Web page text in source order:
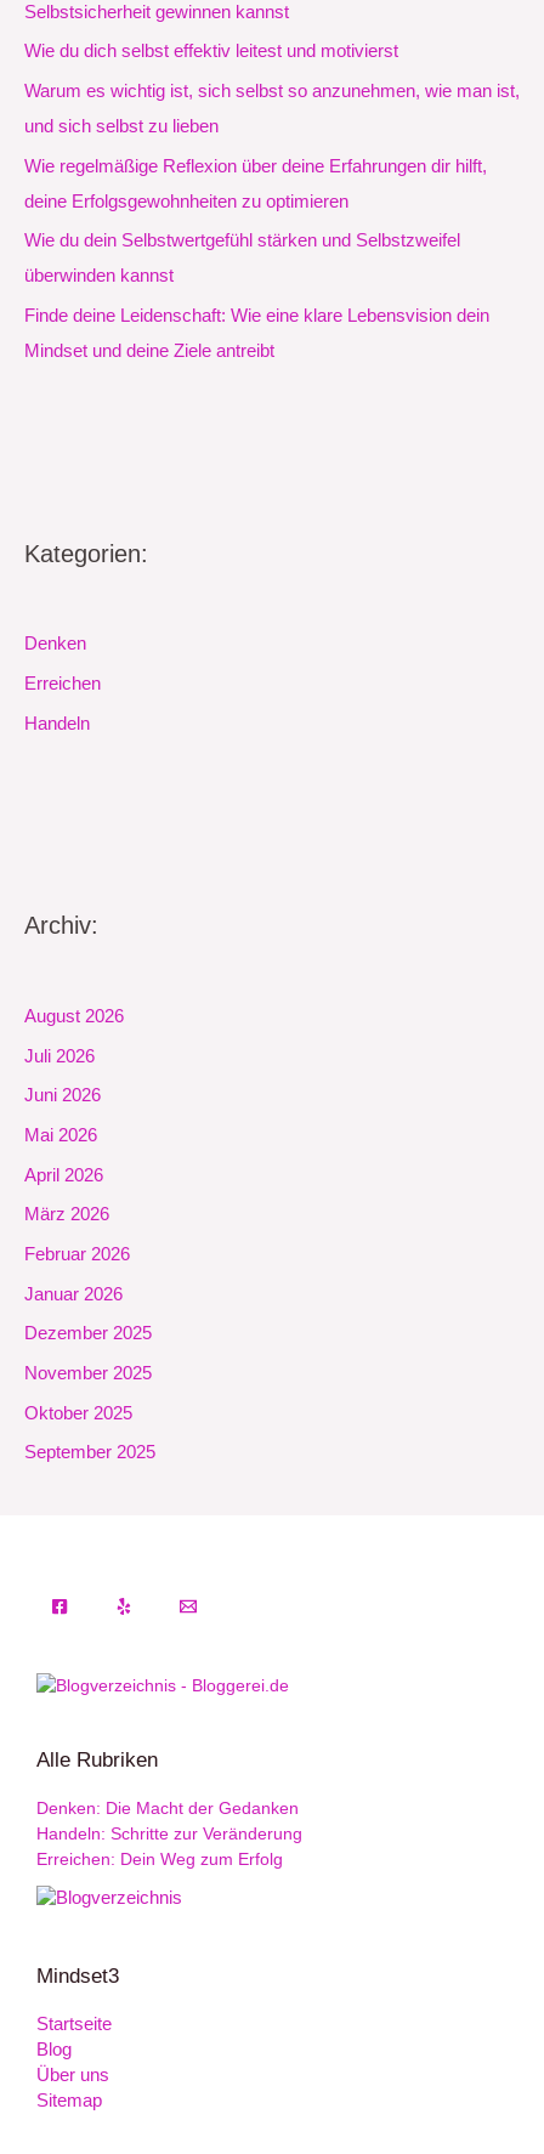
Selbstsicherheit gewinnen kannst
Wie du dich selbst effektiv leitest und motivierst
Warum es wichtig ist, sich selbst so anzunehmen, wie man ist,
und sich selbst zu lieben
Wie regelmäßige Reflexion über deine Erfahrungen dir hilft,
deine Erfolgsgewohnheiten zu optimieren
Wie du dein Selbstwertgefühl stärken und Selbstzweifel
überwinden kannst
Finde deine Leidenschaft: Wie eine klare Lebensvision dein
Mindset und deine Ziele antreibt
Kategorien:
Denken
Erreichen
Handeln
Archiv:
August 2026
Juli 2026
Juni 2026
Mai 2026
April 2026
März 2026
Februar 2026
Januar 2026
Dezember 2025
November 2025
Oktober 2025
September 2025
Alle Rubriken
Denken: Die Macht der Gedanken
Handeln: Schritte zur Veränderung
Erreichen: Dein Weg zum Erfolg
Mindset3
Startseite
Blog
Über uns
Sitemap